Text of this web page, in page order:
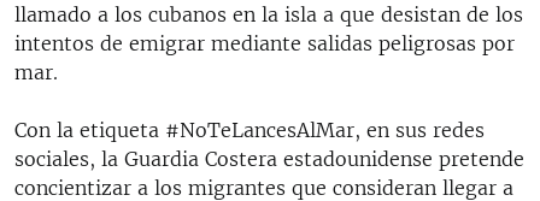
llamado a los cubanos en la isla a que desistan de los
intentos de emigrar mediante salidas peligrosas por
mar.
Con la etiqueta #NoTeLancesAlMar, en sus redes
sociales, la Guardia Costera estadounidense pretende
concientizar a los migrantes que consideran llegar a